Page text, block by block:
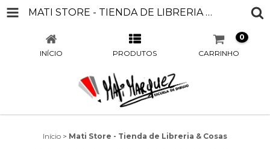
MATI STORE - TIENDA DE LIBRERIA & COSAS
INÍCIO PRODUTOS CARRINHO
0
Início > Mati Store - Tienda de Libreria & Cosas